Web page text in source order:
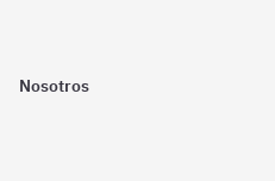
Nosotros